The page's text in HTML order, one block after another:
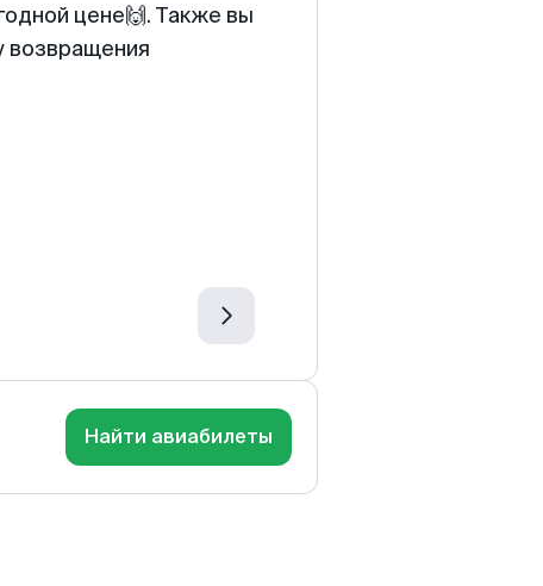
цене🙌. Также вы
возвращения
Найти авиабилеты